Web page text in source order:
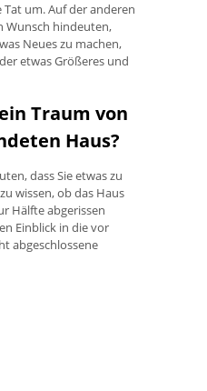
um. Auf der anderen
Wunsch hindeuten,
Neues zu machen,
etwas Größeres und
Traum von
Haus?
dass Sie etwas zu
wissen, ob das Haus
Hälfte abgerissen
Einblick in die vor
abgeschlossene